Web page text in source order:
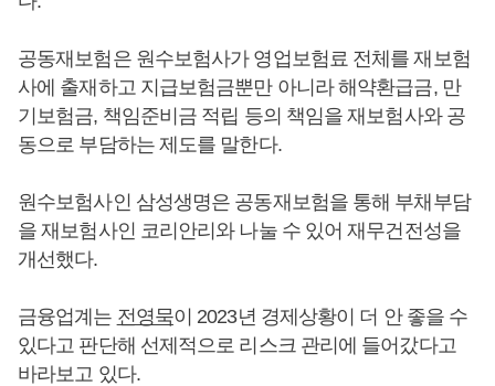
공동재보험은 원수보험사가 영업보험료 전체를 재보험
사에 출재하고 지급보험금뿐만 아니라 해약환급금, 만
기보험금, 책임준비금 적립 등의 책임을 재보험사와 공
동으로 부담하는 제도를 말한다.
원수보험사인 삼성생명은 공동재보험을 통해 부채부담
을 재보험사인 코리안리와 나눌 수 있어 재무건전성을
개선했다.
금융업계는 전영묵이 2023년 경제상황이 더 안 좋을 수
있다고 판단해 선제적으로 리스크 관리에 들어갔다고
바라보고 있다.